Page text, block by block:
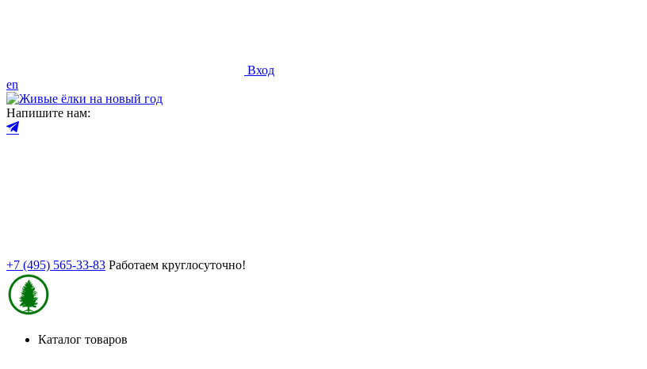
Вход
en
Напишите нам:
+7 (495) 565-33-83 Работаем круглосуточно!
Каталог товаров